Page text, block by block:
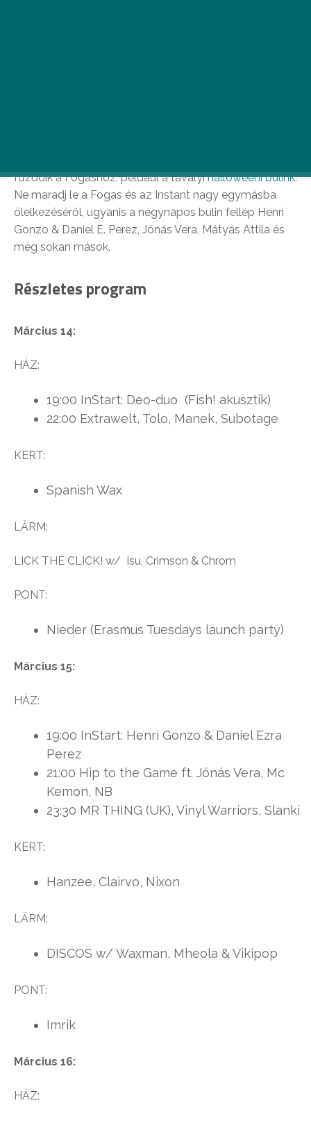
fűződik a Fogashoz, például a tavalyihalloweeni bulink.
Ne maradj le a Fogas és az Instant nagy egymásba
ölelkezéséről, ugyanis a négynapos bulin fellép Henri
Gonzo & Daniel E. Perez, Jónás Vera, Mátyás Attila és
még sokan mások.
Részletes program
Március 14:
HÁZ:
19:00 InStart: Deo-duo (Fish! akusztik)
22:00 Extrawelt, Tolo, Manek, Subotage
KERT:
Spanish Wax
LÄRM:
LICK THE CLICK! w/ Isu, Crimson & Chrom
PONT:
Nieder (Erasmus Tuesdays launch party)
Március 15:
HÁZ:
19:00 InStart: Henri Gonzo & Daniel Ezra
Perez
21:00 Hip to the Game ft. Jónás Vera, Mc
Kemon, NB
23:30 MR THING (UK), Vinyl Warriors, Slanki
KERT:
Hanzee, Clairvo, Nixon
LÄRM:
DISCOS w/ Waxman, Mheola & Vikipop
PONT:
Imrik
Március 16:
HÁZ: